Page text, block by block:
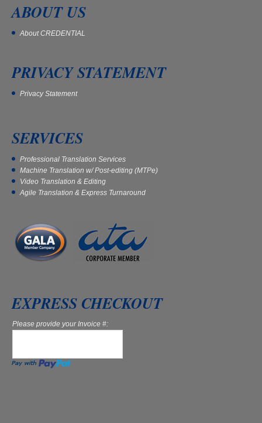
ABOUT US
About CREDENTIAL
PRIVACY STATEMENT
Privacy Statement
SERVICES
Professional Translation Services
Machine Translation w/ Post-editing (MTPe)
Video Translation & Editing
Agile Translation & Express Turnaround
EXPRESS CHECKOUT
Please provide your Invoice #: